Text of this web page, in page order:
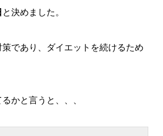
と決めました。
であり、ダイエットを続けるため
かと言うと、、、